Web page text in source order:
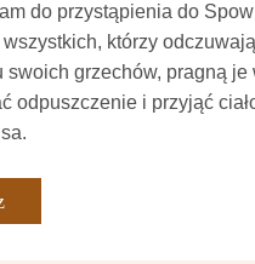
do przystąpienia do
którzy
swoich grzechów, pragną je
odpuszczenie i przyjąć